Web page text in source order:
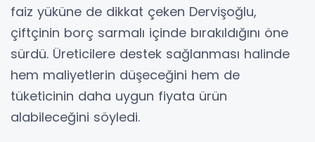
faiz yüküne de dikkat çeken Dervişoğlu,
çiftçinin borç sarmalı içinde bırakıldığını öne
sürdü. Üreticilere destek sağlanması halinde
hem maliyetlerin düşeceğini hem de
tüketicinin daha uygun fiyata ürün
alabileceğini söyledi.